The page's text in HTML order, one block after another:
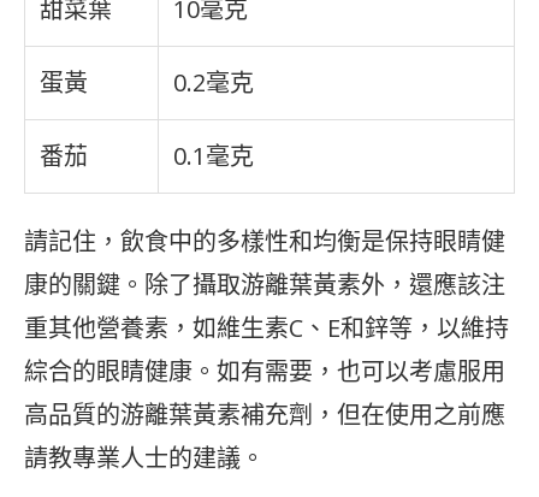
甜菜葉 10毫克
蛋黃 0.2毫克
番茄 0.1毫克
請記住，飲食中的多樣性和均衡是保持眼睛健
康的關鍵。除了攝取游離葉黃素外，還應該注
重其他營養素，如維生素C、E和鋅等，以維持
綜合的眼睛健康。如有需要，也可以考慮服用
高品質的游離葉黃素補充劑，但在使用之前應
請教專業人士的建議。